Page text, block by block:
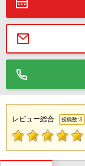
レビュー総合 投稿数:3